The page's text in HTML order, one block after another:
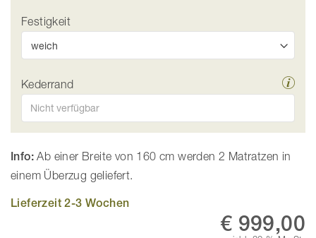
Festigkeit
Kederrand
Info: Ab einer Breite von 160 cm werden 2 Matratzen in
einem Überzug geliefert.
Lieferzeit 2-3 Wochen
€ 999,00